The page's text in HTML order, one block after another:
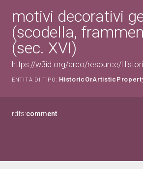
motivi decorativi
(scodella,
(sec. XVI)
https://w3id.org/arco/resource/
ENTITÀ DI TIPO:
rdfs:comment